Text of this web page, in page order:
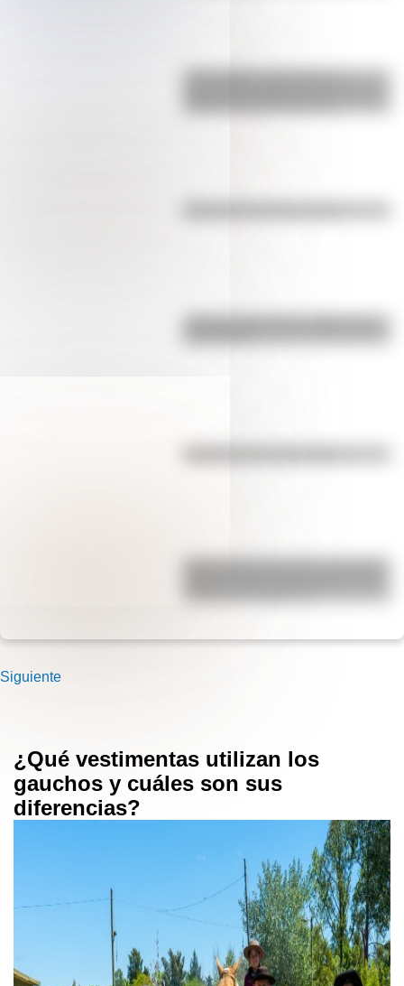
17 de agosto: actividades y
¿Sabías cómo fue la infancia de
San Clemente del Tuyú: conocé la
Siguiente
¿Qué vestimentas utilizan los
gauchos y cuáles son sus
diferencias?